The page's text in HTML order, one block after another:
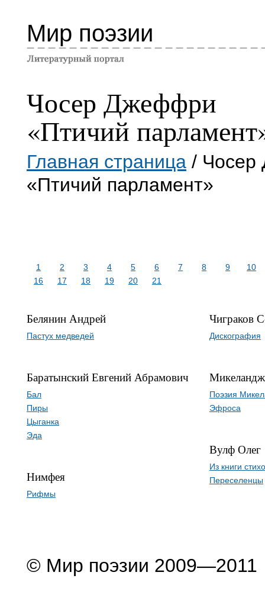
Мир поэзии
Чосер Джеффри
«Птичий
Главная страница /
«Птичий парламент»
1 2 3 4 5 6 7 8 9
10
16
17 18 19 20 21
Белянин Андрей
Пастух медведей
Баратынский Евгений Абрамович
Бал
Пиры
Цыганка
Эда
Нимфея
Рифмы
Чиграков
Дискография
Поэзия
Эфроса
Вулф Олег
Из книги
Переселенцы
© Мир поэзии 2009—2011